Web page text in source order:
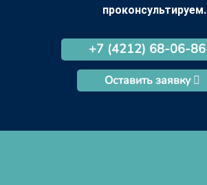
проконсультируем.
+7 (4212) 68-06-86
Оставить заявку